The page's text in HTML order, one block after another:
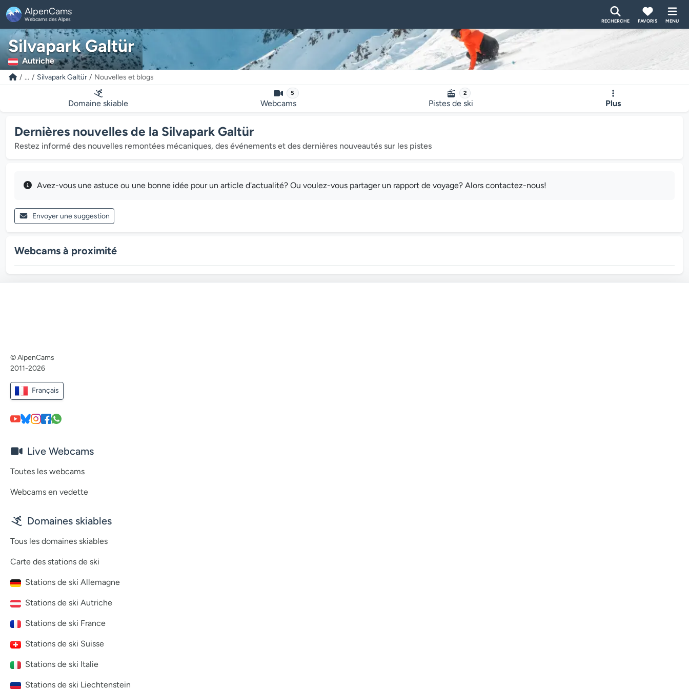
AlpenCams
Webcams des Alpes RECHERCHE FAVORIS MENU
Silvapark Galtür
Autriche
... Silvapark Galtür Nouvelles et blogs
Domaine skiable
5
Webcams
2
Pistes de ski Plus
Dernières nouvelles de la Silvapark Galtür
Restez informé des nouvelles remontées mécaniques, des événements et des dernières nouveautés sur les pistes
Avez-vous une astuce ou une bonne idée pour un article d'actualité? Ou voulez-vous partager un rapport de voyage? Alors contactez-nous!
Envoyer une suggestion
Webcams à proximité
© AlpenCams
2011-2026
Français
Live Webcams
Toutes les webcams
Webcams en vedette
Domaines skiables
Tous les domaines skiables
Carte des stations de ski
Stations de ski Allemagne
Stations de ski Autriche
Stations de ski France
Stations de ski Suisse
Stations de ski Italie
Stations de ski Liechtenstein